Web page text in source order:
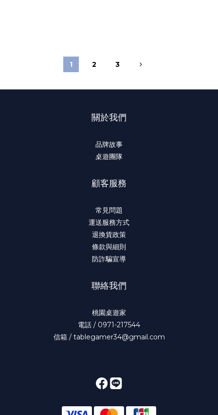
1 2 3
關於我們
品牌故事
桌遊團隊
顧客服務
常見問題
運送服務方式
退換貨政策
條款與細則
防詐騙宣導
聯絡我們
桃園桌遊家
電話 / 0971-217544
信箱 / tablegamer34@gmail.com